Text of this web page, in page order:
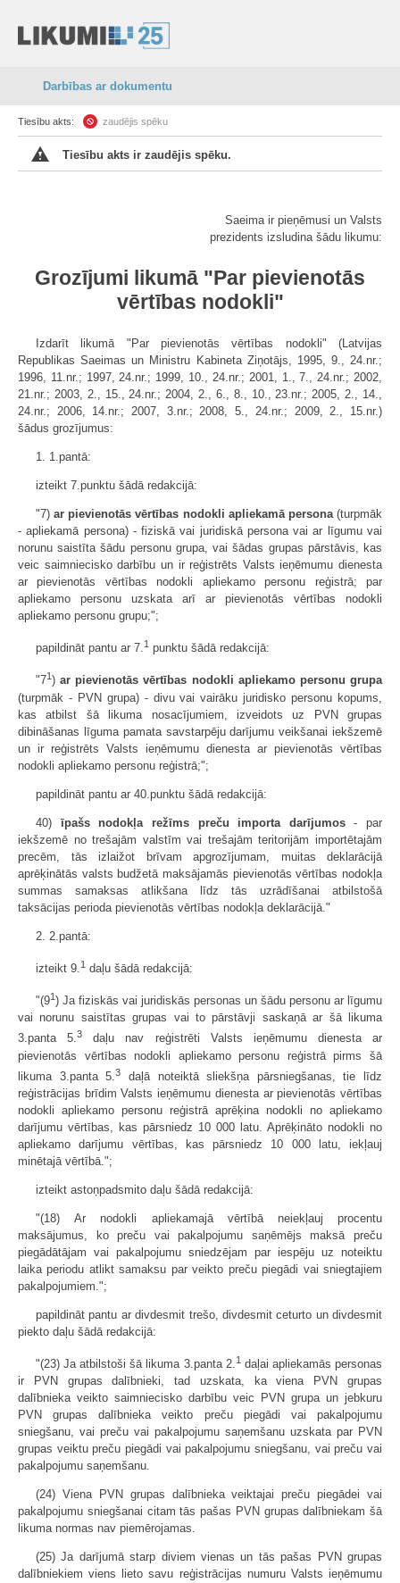
Darbības ar dokumentu
Tiesību akts: zaudējis spēku
Tiesību akts ir zaudējis spēku.
Saeima ir pieņēmusi un Valsts
prezidents izsludina šādu likumu:
Grozījumi likumā "Par pievienotās
vērtības nodokli"
Izdarīt likumā "Par pievienotās vērtības nodokli" (Latvijas
Republikas Saeimas un Ministru Kabineta Ziņotājs, 1995, 9., 24.nr.;
1996, 11.nr.; 1997, 24.nr.; 1999, 10., 24.nr.; 2001, 1., 7., 24.nr.; 2002,
21.nr.; 2003, 2., 15., 24.nr.; 2004, 2., 6., 8., 10., 23.nr.; 2005, 2., 14.,
24.nr.; 2006, 14.nr.; 2007, 3.nr.; 2008, 5., 24.nr.; 2009, 2., 15.nr.)
šādus grozījumus:
1. 1.pantā:
izteikt 7.punktu šādā redakcijā:
"7)ar pievienotās vērtības nodokli apliekamā persona(turpmāk
- apliekamā persona) - fiziskā vai juridiskā persona vai ar līgumu vai
norunu saistīta šādu personu grupa, vai šādas grupas pārstāvis, kas
veic saimniecisko darbību un ir reģistrēts Valsts ieņēmumu dienesta
ar pievienotās vērtības nodokli apliekamo personu reģistrā; par
apliekamo personu uzskata arī ar pievienotās vērtības nodokli
apliekamo personu grupu;";
papildināt pantu ar 7.1 punktu šādā redakcijā:
"71 )ar pievienotās vērtības nodokli apliekamo personu grupa
(turpmāk - PVN grupa) - divu vai vairāku juridisko personu kopums,
kas atbilst šā likuma nosacījumiem, izveidots uz PVN grupas
dibināšanas līguma pamata savstarpēju darījumu veikšanai iekšzemē
un ir reģistrēts Valsts ieņēmumu dienesta ar pievienotās vērtības
nodokli apliekamo personu reģistrā;";
papildināt pantu ar 40.punktu šādā redakcijā:
40) īpašs nodokļa režīms preču importa darījumos- par
iekšzemē no trešajām valstīm vai trešajām teritorijām importētajām
precēm, tās izlaižot brīvam apgrozījumam, muitas deklarācijā
aprēķinātās valsts budžetā maksājamās pievienotās vērtības nodokļa
summas samaksas atlikšana līdz tās uzrādīšanai atbilstošā
taksācijas perioda pievienotās vērtības nodokļa deklarācijā."
2. 2.pantā:
izteikt 9. 1 daļu šādā redakcijā:
"(91) Ja fiziskās vai juridiskās personas un šādu personu ar līgumu
vai norunu saistītas grupas vai to pārstāvji saskaņā ar šā likuma
3.panta 5.3
daļu nav reģistrēti Valsts ieņēmumu dienesta ar
pievienotās vērtības nodokli apliekamo personu reģistrā pirms šā
likuma 3.panta 5.3
daļā noteiktā sliekšņa pārsniegšanas, tie līdz
reģistrācijas brīdim Valsts ieņēmumu dienesta ar pievienotās vērtības
nodokli apliekamo personu reģistrā aprēķina nodokli no apliekamo
darījumu vērtības, kas pārsniedz 10 000 latu. Aprēķināto nodokli no
apliekamo darījumu vērtības, kas pārsniedz 10 000 latu, iekļauj
minētajā vērtībā.";
izteikt astoņpadsmito daļu šādā redakcijā:
"(18) Ar nodokli apliekamajā vērtībā neiekļauj procentu
maksājumus, ko preču vai pakalpojumu saņēmējs maksā preču
piegādātājam vai pakalpojumu sniedzējam par iespēju uz noteiktu
laika periodu atlikt samaksu par veikto preču piegādi vai sniegtajiem
pakalpojumiem.";
papildināt pantu ar divdesmit trešo, divdesmit ceturto un divdesmit
piekto daļu šādā redakcijā:
"(23) Ja atbilstoši šā likuma 3.panta 2.1daļai apliekamās personas
ir PVN grupas dalībnieki, tad uzskata, ka viena PVN grupas
dalībnieka veikto saimniecisko darbību veic PVN grupa un jebkuru
PVN grupas dalībnieka veikto preču piegādi vai pakalpojumu
sniegšanu, vai preču vai pakalpojumu saņemšanu uzskata par PVN
grupas veiktu preču piegādi vai pakalpojumu sniegšanu, vai preču vai
pakalpojumu saņemšanu.
(24) Viena PVN grupas dalībnieka veiktajai preču piegādei vai
pakalpojumu sniegšanai citam tās pašas PVN grupas dalībniekam šā
likuma normas nav piemērojamas.
(25) Ja darījumā starp diviem vienas un tās pašas PVN grupas
dalībniekiem viens lieto savu reģistrācijas numuru Valsts ieņēmumu